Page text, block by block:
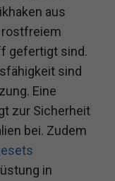
aus
rostfreiem
gefertigt sind.
sind
Eine
zur Sicherheit
bei. Zudem
in